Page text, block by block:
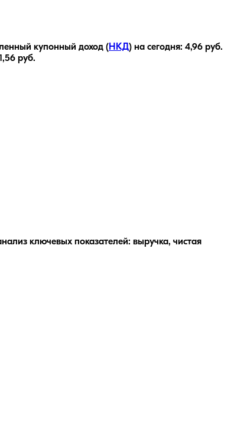
купонный доход (НКД) на сегодня: 4,96 руб.
руб.
ключевых показателей: выручка, чистая